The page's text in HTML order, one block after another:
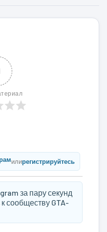
илирегистрируйтесь
за пару секунд
сообществу GTA-